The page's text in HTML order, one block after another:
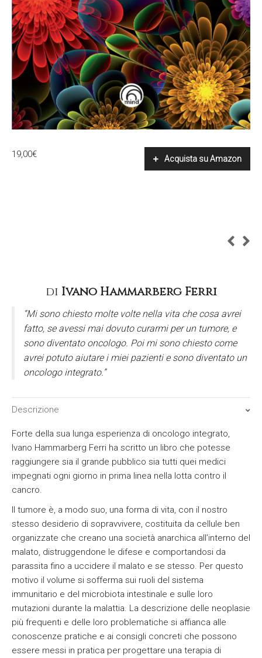
19,00€ Acquista su Amazon
di Ivano Hammarberg Ferri
“Mi sono chiesto molte volte nella vita che cosa avrei
fatto, se avessi mai dovuto curarmi per un tumore, e
sono diventato oncologo. Poi mi sono chiesto come
avrei potuto aiutare i miei pazienti e sono diventato un
oncologo integrato.”
Descrizione
Forte della sua lunga esperienza di oncologo integrato,
Ivano Hammarberg Ferri ha scritto un libro che potesse
raggiungere sia il grande pubblico sia tutti quei medici
impegnati ogni giorno in prima linea nella lotta contro il
cancro.
Il tumore è, a modo suo, una forma di vita, con il nostro
stesso desiderio di sopravvivere, costituita da cellule ben
organizzate che creano una società anarchica all’interno del
malato, distruggendone le difese e comportandosi da
parassita fino a uccidere il malato e se stesso. Per questo
motivo il volume si sofferma sui ruoli del sistema
immunitario e del microbiota intestinale e sulle loro
mutazioni durante la malattia. La descrizione delle neoplasie
più frequenti e delle loro problematiche si affianca alle
conoscenze pratiche e ai consigli concreti che possono
essere messi in pratica per progettare una terapia di